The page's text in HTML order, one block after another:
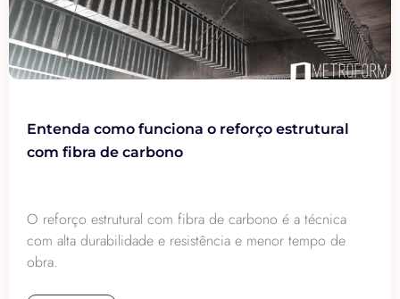
Entenda como funciona o reforço estrutural
com fibra de carbono
O reforço estrutural com fibra de carbono é a técnica
com alta durabilidade e resistência e menor tempo de
obra.